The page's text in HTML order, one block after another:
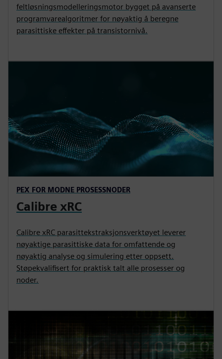
feltløsningsmodelleringsmotor bygget på avanserte
programvarealgoritmer for nøyaktig å beregne
parasittiske effekter på transistornivå.
PEX FOR MODNE PROSESSNODER
Calibre xRC
Calibre xRC parasittekstraksjonsverktøyet leverer
nøyaktige parasittiske data for omfattende og
nøyaktig analyse og simulering etter oppsett.
Støpekvalifisert for praktisk talt alle prosesser og
noder.